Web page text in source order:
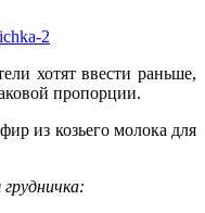
хотят ввести раньше,
пропорции.
из козьего молока для